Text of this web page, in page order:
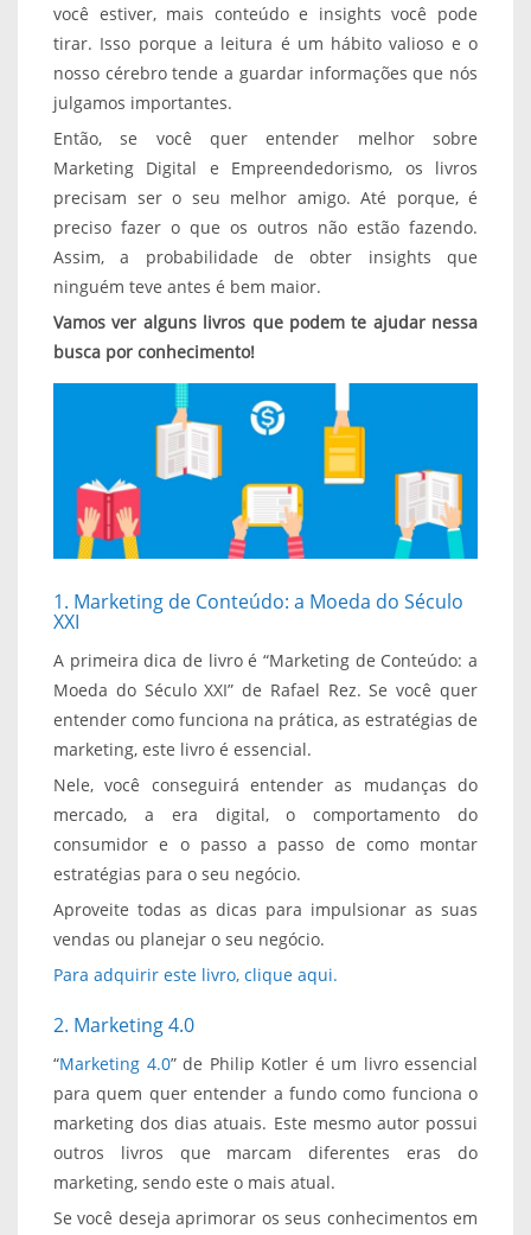
você estiver, mais conteúdo e insights você pode
tirar. Isso porque a leitura é um hábito valioso e o
nosso cérebro tende a guardar informações que nós
julgamos importantes.
Então, se você quer entender melhor sobre
Marketing Digital e Empreendedorismo, os livros
precisam ser o seu melhor amigo. Até porque, é
preciso fazer o que os outros não estão fazendo.
Assim, a probabilidade de obter insights que
ninguém teve antes é bem maior.
Vamos ver alguns livros que podem te ajudar nessa
busca por conhecimento!
1. Marketing de Conteúdo: a Moeda do Século
XXI
A primeira dica de livro é “Marketing de Conteúdo: a
Moeda do Século XXI” de Rafael Rez. Se você quer
entender como funciona na prática, as estratégias de
marketing, este livro é essencial.
Nele, você conseguirá entender as mudanças do
mercado, a era digital, o comportamento do
consumidor e o passo a passo de como montar
estratégias para o seu negócio.
Aproveite todas as dicas para impulsionar as suas
vendas ou planejar o seu negócio.
Para adquirir este livro, clique aqui.
2. Marketing 4.0
“Marketing 4.0” de Philip Kotler é um livro essencial
para quem quer entender a fundo como funciona o
marketing dos dias atuais. Este mesmo autor possui
outros livros que marcam diferentes eras do
marketing, sendo este o mais atual.
Se você deseja aprimorar os seus conhecimentos em